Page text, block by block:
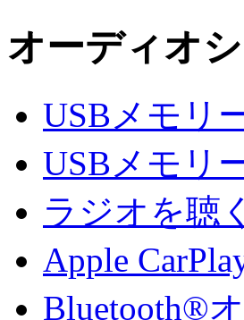
オーディオ
USBメモリ
USBメモリ
ラジオを聴く
Apple
Bluetooth®